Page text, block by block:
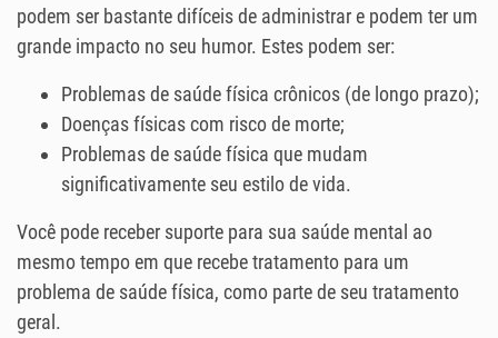
podem ser bastante difíceis de administrar e podem ter um
grande impacto no seu humor. Estes podem ser:
Problemas de saúde física crônicos (de longo prazo);
Doenças físicas com risco de morte;
Problemas de saúde física que mudam
significativamente seu estilo de vida.
Você pode receber suporte para sua saúde mental ao
mesmo tempo em que recebe tratamento para um
problema de saúde física, como parte de seu tratamento
geral.